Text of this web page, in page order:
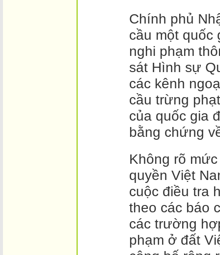
Chính phủ
cầu một quốc
nghi phạm
sát Hình sự
các kênh
cầu trừng
của quốc gia
bằng chứng
Không rõ
quyền Việt
cuộc điều tra
theo các báo
các trường
phạm ở đất